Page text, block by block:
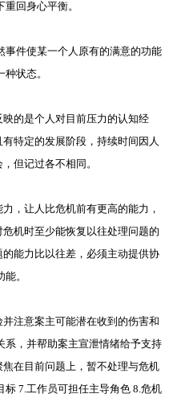
回身心平衡。
件使某一个人原有的满意的功能
状态。
的是个人对目前压力的认知经
特定的发展阶段，持续时间因人
但记过各不相同。
让人比危机前有更高的能力，
机时至少能恢复以往处理问题的
能力比以往差，必须主动提供协
。
注意案主可能潜在收到的伤害和
系，并帮助案主宣泄情绪给予支持
在目前问题上，暂不处理与危机
7.工作员可担任主导角色 8.危机